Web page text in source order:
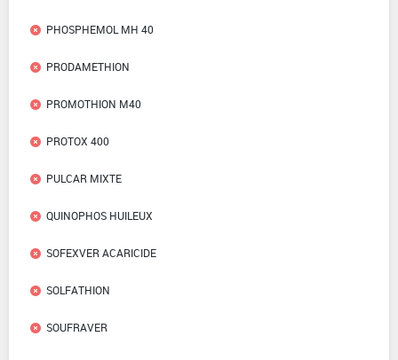
PHOSPHEMOL MH 40
PRODAMETHION
PROMOTHION M40
PROTOX 400
PULCAR MIXTE
QUINOPHOS HUILEUX
SOFEXVER ACARICIDE
SOLFATHION
SOUFRAVER